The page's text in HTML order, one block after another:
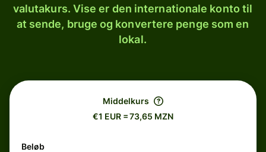
valutakurs. Vise er den internationale konto til
at sende, bruge og konvertere penge som en
lokal.
Middelkurs
€1 EUR = 73,65 MZN
Beløb